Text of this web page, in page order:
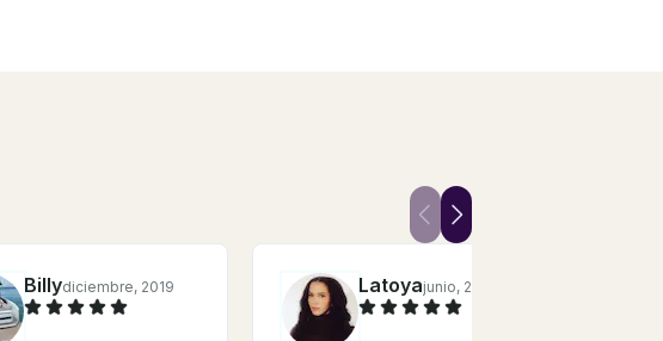
Billydiciembre, 2019 Latoyajunio, 2024